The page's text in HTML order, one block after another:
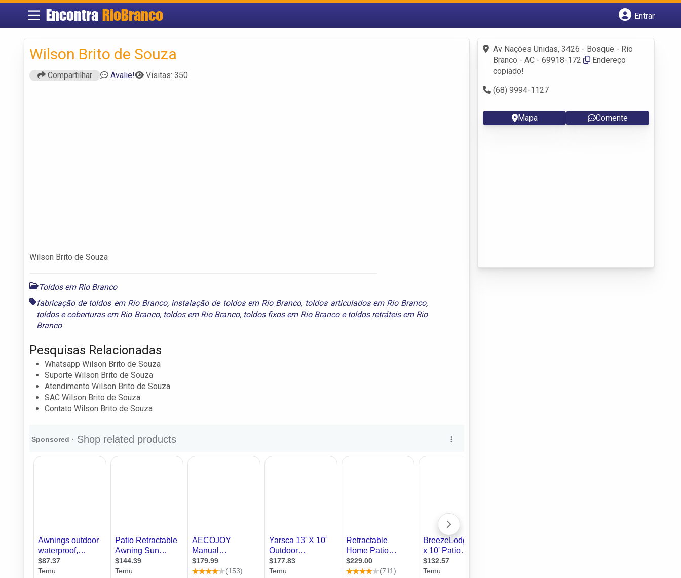
Encontra RioBranco
Entrar
Fazer login
Criar conta
Wilson Brito de Souza
Compartilhar Avalie! Visitas: 350
Wilson Brito de Souza
Toldos em Rio Branco
fabricação de toldos em Rio Branco, instalação de toldos em Rio Branco, toldos articulados em Rio Branco,
toldos e coberturas em Rio Branco, toldos em Rio Branco, toldos fixos em Rio Brancoe toldos retráteis em Rio
Branco
Pesquisas Relacionadas
Whatsapp Wilson Brito de Souza
Suporte Wilson Brito de Souza
Atendimento Wilson Brito de Souza
SAC Wilson Brito de Souza
Contato Wilson Brito de Souza
Av Nações Unidas, 3426 - Bosque - Rio
Branco - AC - 69918-172
Endereço
copiado!
(68) 9994-1127
Mapa Comente